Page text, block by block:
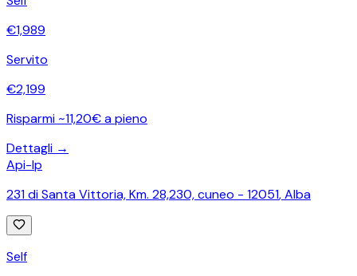
€1,989
Servito
€2,199
Risparmi ~11,20€ a pieno
Dettagli →
Api-Ip
231 di Santa Vittoria, Km. 28,230, cuneo - 12051,Alba
Self